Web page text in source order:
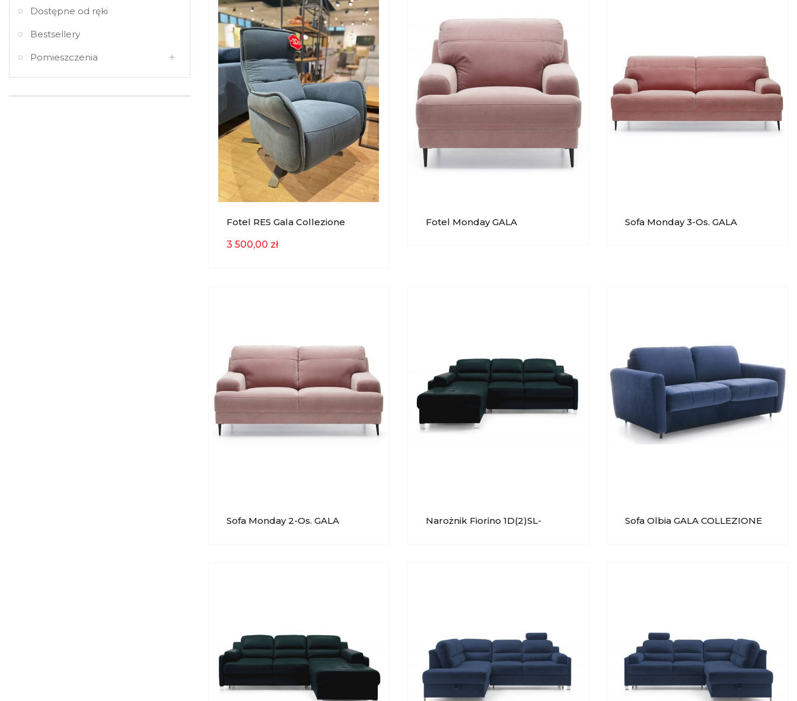
Dostępne od ręki
Bestsellery
Pomieszczenia
Fotel RES Gala Collezione
3 500,00 zł
Fotel Monday GALA
Sofa Monday 3-Os. GALA
Sofa Monday 2-Os. GALA
Narożnik Fiorino 1D(2)SL-
Sofa Olbia GALA COLLEZIONE